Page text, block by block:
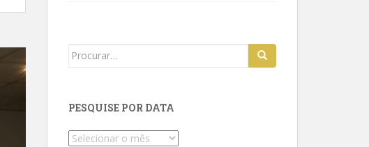
Search
PESQUISE POR DATA
Pesquise